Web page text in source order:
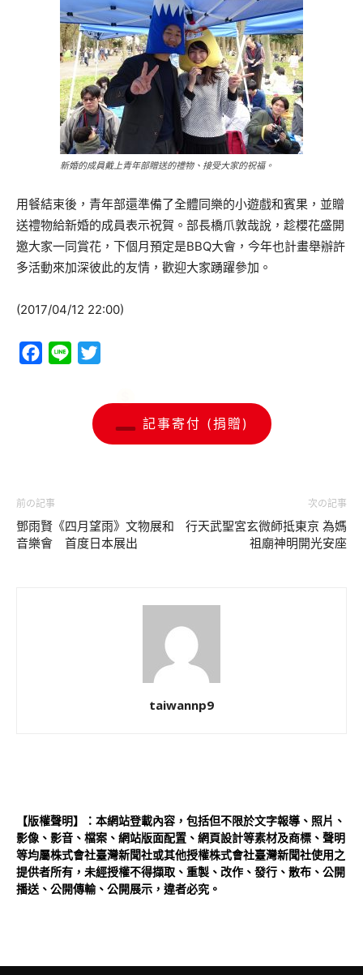
新婚的成員戴上青年部贈送的禮物、接受大家的祝福。
用餐結束後，青年部還準備了全體同樂的小遊戲和賓果，並贈
送禮物給新婚的成員表示祝賀。部長橋爪敦哉說，趁櫻花盛開
邀大家一同賞花，下個月預定是BBQ大會，今年也計畫舉辦許
多活動來加深彼此的友情，歡迎大家踴躍參加。
(2017/04/12 22:00)
Facebook
Line
記事寄付 (捐贈)
前の記事
鄧雨賢《四月望雨》文物展和
音樂會 首度日本展出
次の記事
行天武聖宮玄微師抵東京 為媽
祖廟神明開光安座
taiwannp9
【版權聲明】：本網站登載內容，包括但不限於文字報導、照片、
影像、影音、檔案、網站版面配置、網頁設計等素材及商標、聲明
等均屬株式會社臺灣新聞社或其他授權株式會社臺灣新聞社使用之
提供者所有，未經授權不得擷取、重製、改作、發行、散布、公開
播送、公開傳輸、公開展示，違者必究。